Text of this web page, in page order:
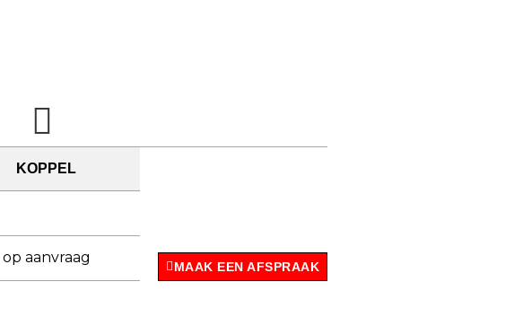
KOPPEL
op aanvraag
MAAK EEN AFSPRAAK